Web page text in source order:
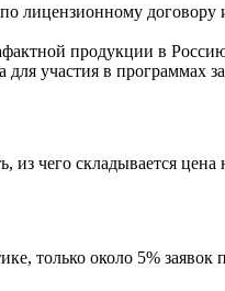
лицензионному договору
продукции в
для участия в программах
чего складывается цена
только около 5% заявок